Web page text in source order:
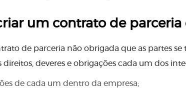
um contrato de parceria
de parceria não obrigada que as partes
direitos, deveres e obrigações cada um dos
de cada um dentro da empresa;